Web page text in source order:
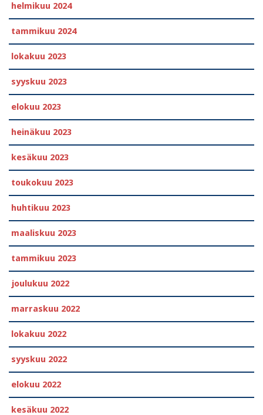
helmikuu 2024
tammikuu 2024
lokakuu 2023
syyskuu 2023
elokuu 2023
heinäkuu 2023
kesäkuu 2023
toukokuu 2023
huhtikuu 2023
maaliskuu 2023
tammikuu 2023
joulukuu 2022
marraskuu 2022
lokakuu 2022
syyskuu 2022
elokuu 2022
kesäkuu 2022